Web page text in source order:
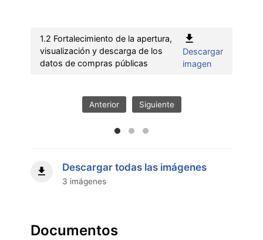
1.2 Fortalecimiento de la apertura,
visualización y descarga de los
datos de compras públicas
Descargar
imagen:
Anterior Siguiente
Descargar todas las imágenes
3 imágenes
Documentos